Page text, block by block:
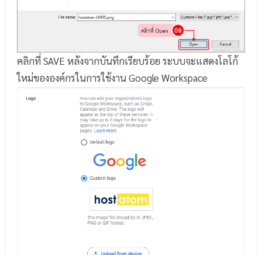
คลิกที่ SAVE หลังจากบันทึกเรียบร้อย ระบบจะแสดงโลโก้
ใหม่ขององค์กรในการใช้งาน Google Workspace